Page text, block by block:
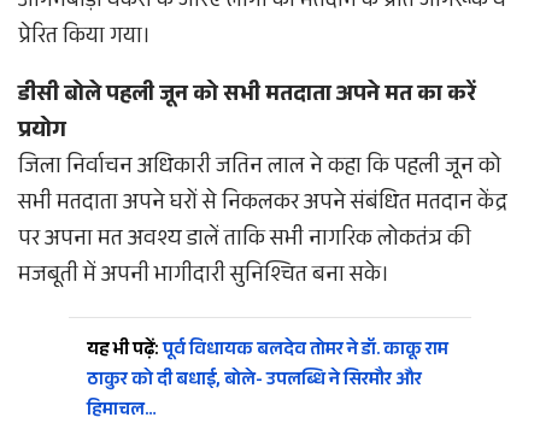
प्रेरित किया गया।
डीसी बोले पहली जून को सभी मतदाता अपने मत का करें
प्रयोग
जिला निर्वाचन अधिकारी जतिन लाल ने कहा कि पहली जून को
सभी मतदाता अपने घरों से निकलकर अपने संबंधित मतदान केंद्र
पर अपना मत अवश्य डालें ताकि सभी नागरिक लोकतंत्र की
मजबूती में अपनी भागीदारी सुनिश्चित बना सके।
यह भी पढ़ें:पूर्व विधायक बलदेव तोमर ने डॉ. काकू राम
ठाकुर को दी बधाई, बोले- उपलब्धि ने सिरमौर और
हिमाचल…